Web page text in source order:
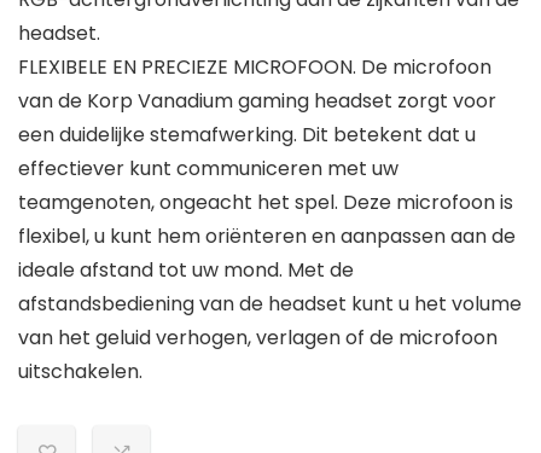
headset.
FLEXIBELE EN PRECIEZE MICROFOON. De microfoon
van de Korp Vanadium gaming headset zorgt voor
een duidelijke stemafwerking. Dit betekent dat u
effectiever kunt communiceren met uw
teamgenoten, ongeacht het spel. Deze microfoon is
flexibel, u kunt hem oriënteren en aanpassen aan de
ideale afstand tot uw mond. Met de
afstandsbediening van de headset kunt u het volume
van het geluid verhogen, verlagen of de microfoon
uitschakelen.